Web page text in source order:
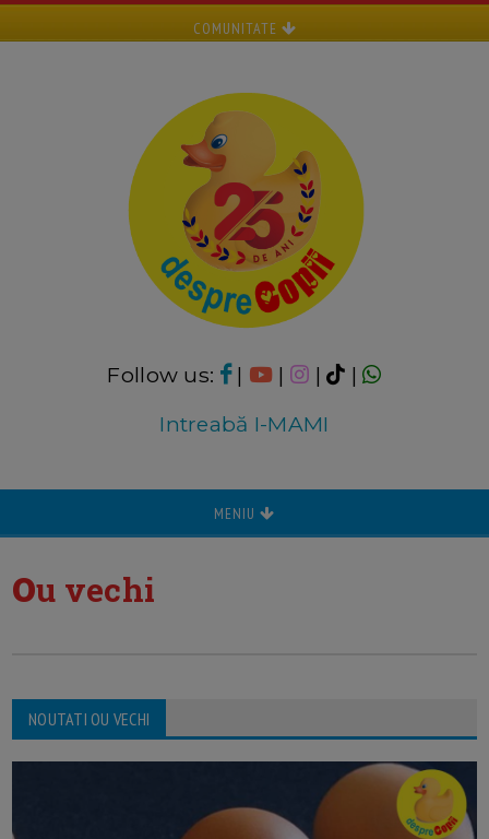
COMUNITATE
Follow us: | | |
|
Intreabă I-MAMI
MENIU
ou vechi
NOUTATI OU VECHI